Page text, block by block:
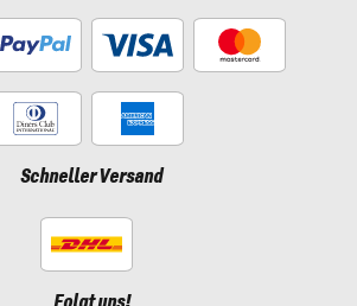
Schneller Versand